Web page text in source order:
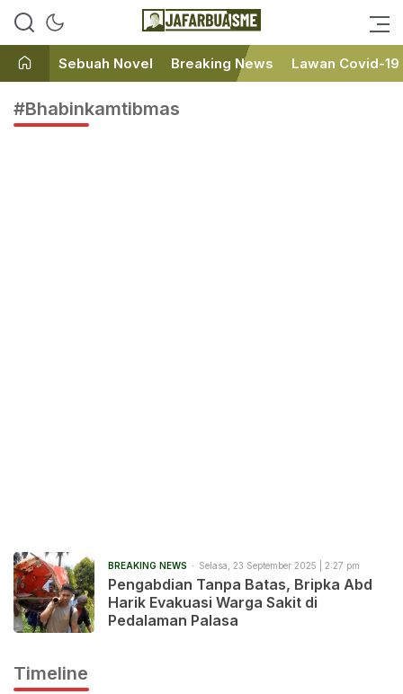
JafarBua
Ini bukan Media Online, Ini
Sebuah Novel Breaking News Lawan Covid-19
#Bhabinkamtibmas
BREAKING NEWS Selasa, 23 September 2025 | 2:27 pm
Pengabdian Tanpa Batas, Bripka Abd
Harik Evakuasi Warga Sakit di
Pedalaman Palasa
Timeline